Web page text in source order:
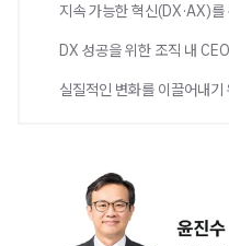
지속 가능한 혁신(DX·AX)를
DX 성공을 위한 조직 내
실질적인 변화를 이끌어내